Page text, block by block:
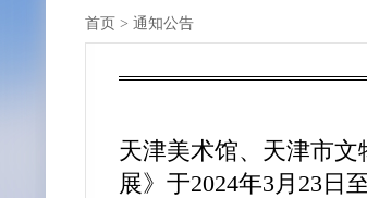
首页 > 通知公告
天津美术馆、天津市
展》于2024年3月23日